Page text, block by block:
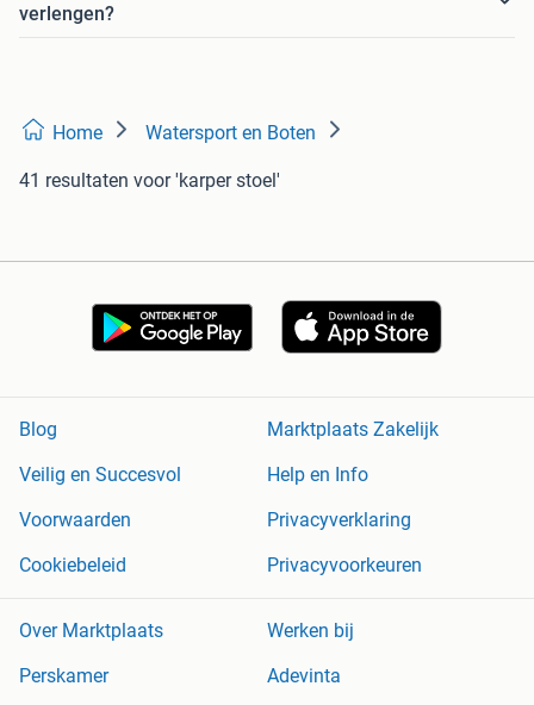
verlengen?
Home Watersport en Boten
41 resultaten voor 'karper stoel'
Blog
Marktplaats Zakelijk
Veilig en Succesvol
Help en Info
Voorwaarden
Privacyverklaring
Cookiebeleid
Privacyvoorkeuren
Over Marktplaats
Werken bij
Perskamer
Adevinta